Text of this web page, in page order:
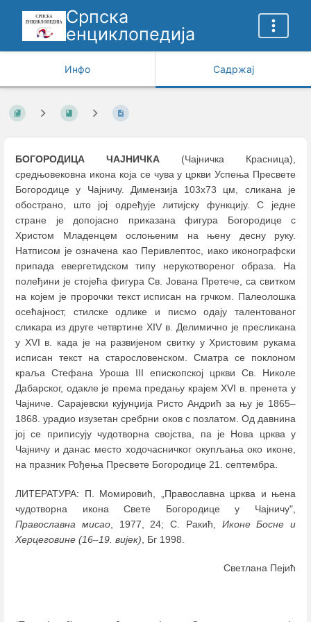
Српска
енциклопедија
Инфо Садржај
БОГОРОДИЦА ЧАЈНИЧКА (Чајничка Красница),
средњовековна икона која се чува у цркви Успења Пресвете
Богородице у Чајничу. Димензија 103х73 цм, сликана је
обострано, што јој одређује литијску функцију. С једне
стране је допојасно приказана фигура Богородице с
Христом Младенцем ослоњеним на њену десну руку.
Натписом је означена као Перивлептос, иако иконографски
припада евергетидском типу нерукотвореног образа. На
полеђини је стојећа фигура Св. Јована Претече, са свитком
на којем је пророчки текст исписан на грчком. Палеолошка
осећајност, стилске одлике и писмо одају талентованог
сликара из друге четвртине XIV в. Делимично је пресликана
у XVI в. када је на развијеном свитку у Христовим рукама
исписан текст на старословенском. Сматра се поклоном
краља Стефана Уроша III епископској цркви Св. Николе
Дабарског, одакле је према предању крајем XVI в. пренета у
Чајниче. Сарајевски кујунџија Ристо Андрић за њу је 1865–
1868. урадио изузетан сребрни оков с позлатом. Од давнина
јој се приписују чудотворна својства, па је Нова црква у
Чајничу и данас место ходочасничког окупљања око иконе,
на празник Рођења Пресвете Богородице 21. септембра.
ЛИТЕРАТУРА: П. Момировић, „Православна црква и њена
чудотворна икона Свете Богородице у Чајничу",
Православна мисао, 1977, 24; С. Ракић, Иконе Босне и
Херцеговине (16–19. вијек) , Бг 1998.
Светлана Пејић